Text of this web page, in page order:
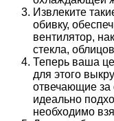
Извлеките
обивку,
вентилятор,
стекла,
Теперь ваша
для этого
отвечающие
идеально
необходимо